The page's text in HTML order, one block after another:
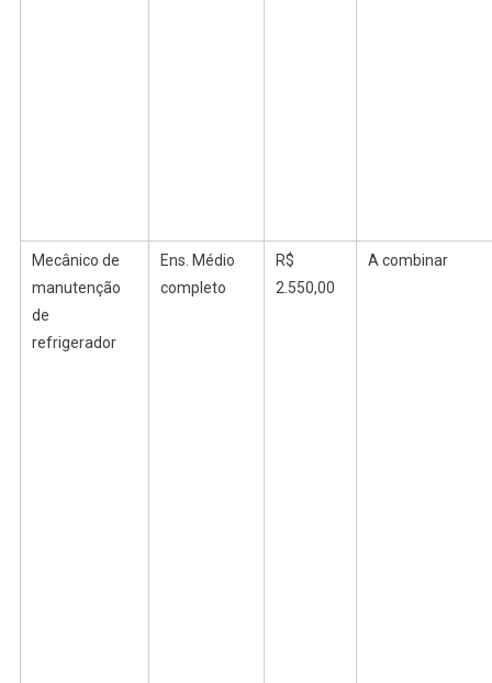
Mecânico de
manutenção
de
refrigerador
Ens. Médio
completo
R$
2.550,00
A combinar